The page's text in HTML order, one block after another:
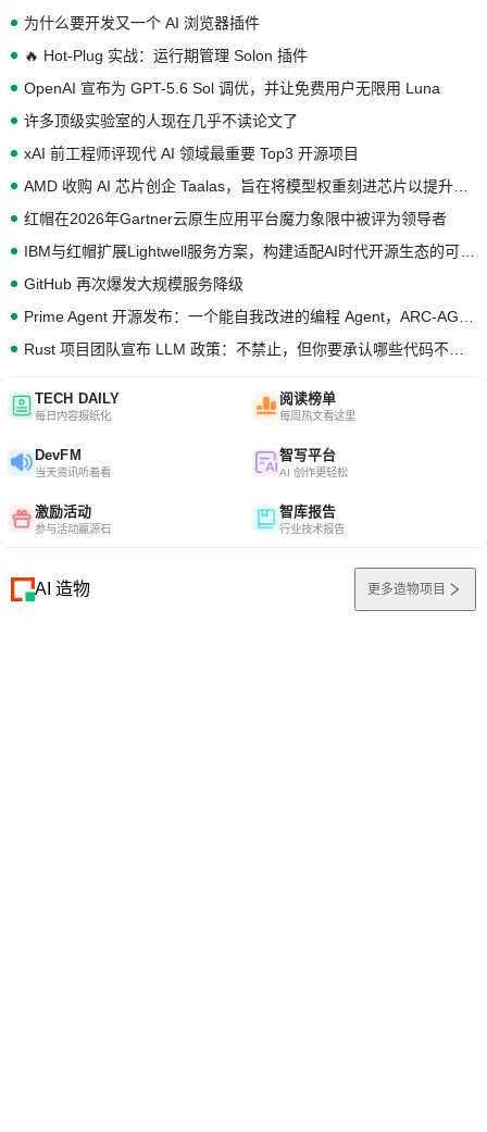
为什么要开发又一个 AI 浏览器插件
🔥 Hot-Plug 实战：运行期管理 Solon 插件
OpenAI 宣布为 GPT-5.6 Sol 调优，并让免费用户无限用 Luna
许多顶级实验室的人现在几乎不读论文了
xAI 前工程师评现代 AI 领域最重要 Top3 开源项目
红帽在2026年Gartner云原生应用平台魔力象限中被评为领导者
GitHub 再次爆发大规模服务降级
TECH DAILY
每日内容报纸化
阅读榜单
每周热文看这里
DevFM
当天资讯听着看
智写平台
AI 创作更轻松
激励活动
参与活动赢源石
智库报告
行业技术报告
AI 造物 更多造物项目